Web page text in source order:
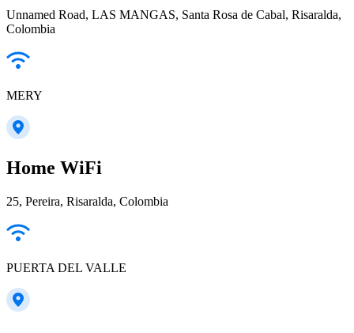
Unnamed Road, LAS MANGAS, Santa Rosa de Cabal, Risaralda,
Colombia
MERY
Home WiFi
25, Pereira, Risaralda, Colombia
PUERTA DEL VALLE